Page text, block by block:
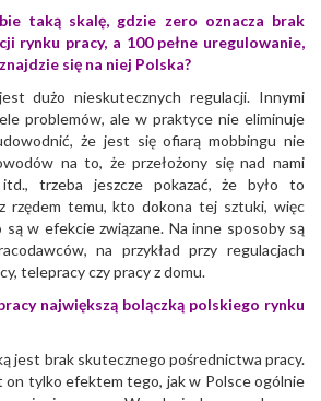
taką skalę, gdzie zero oznacza brak
rynku pracy, a 100 pełne uregulowanie,
się na niej Polska?
dużo nieskutecznych regulacji. Innymi
problemów, ale w praktyce nie eliminuje
że jest się ofiarą mobbingu nie
na to, że przełożony się nad nami
itd., trzeba jeszcze pokazać, że było to
rzędem temu, kto dokona tej sztuki, więc
są w efekcie związane. Na inne sposoby są
na przykład przy regulacjach
telepracy czy pracy z domu.
największą bolączką polskiego rynku
jest brak skutecznego pośrednictwa pracy.
on tylko efektem tego, jak w Polsce ogólnie